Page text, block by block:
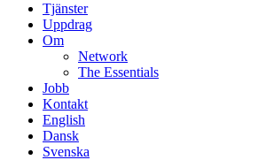
Tjänster
Uppdrag
Om
Network
The Essentials
Jobb
Kontakt
English
Dansk
Svenska